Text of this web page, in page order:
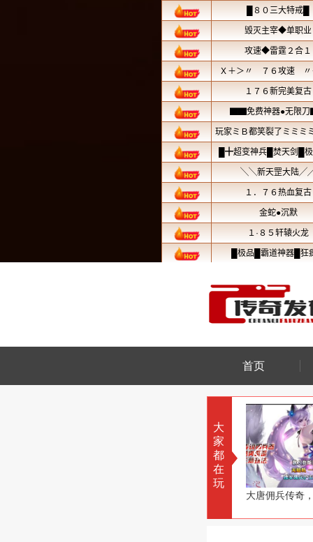
首页
大
家
都
在
玩
宠物世界5传